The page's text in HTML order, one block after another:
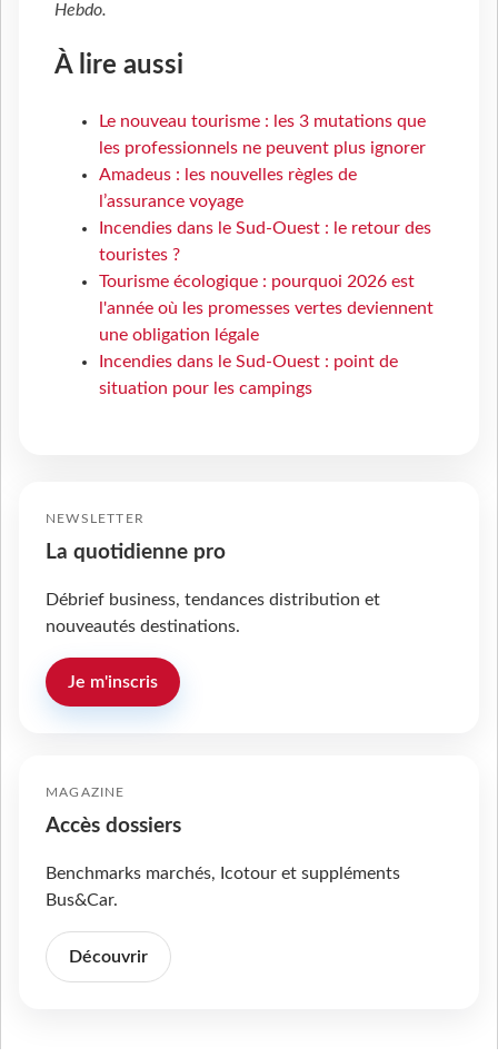
Hebdo.
À lire aussi
Le nouveau tourisme : les 3 mutations que
les professionnels ne peuvent plus ignorer
Amadeus : les nouvelles règles de
l’assurance voyage
Incendies dans le Sud-Ouest : le retour des
touristes ?
Tourisme écologique : pourquoi 2026 est
l'année où les promesses vertes deviennent
une obligation légale
Incendies dans le Sud-Ouest : point de
situation pour les campings
NEWSLETTER
La quotidienne pro
Débrief business, tendances distribution et
nouveautés destinations.
Je m'inscris
MAGAZINE
Accès dossiers
Benchmarks marchés, Icotour et suppléments
Bus&Car.
Découvrir